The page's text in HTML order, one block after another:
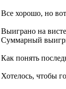
Все хорошо, но
Выиграно на
Суммарный
Как понять
Хотелось, чтобы